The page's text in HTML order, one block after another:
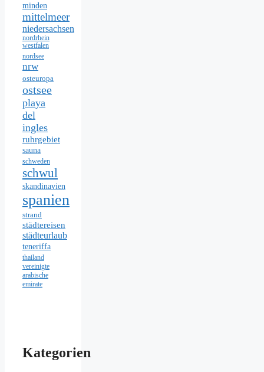
minden
mittelmeer
niedersachsen
nordrhein
westfalen
nordsee
nrw
osteuropa
ostsee
playa
del
ingles
ruhrgebiet
sauna
schweden
schwul
skandinavien
spanien
strand
städtereisen
städteurlaub
teneriffa
thailand
vereinigte
arabische
emirate
Kategorien